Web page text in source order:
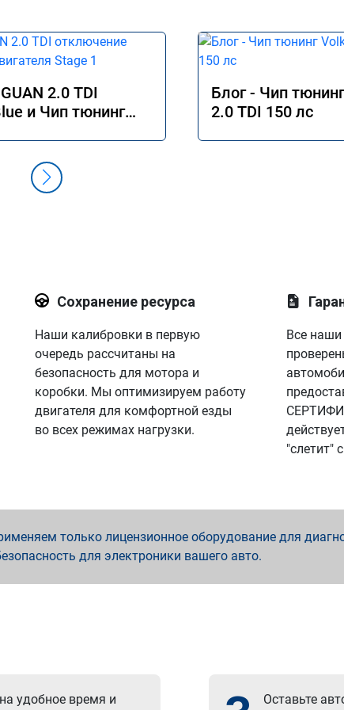
2.0 TDI
и Чип тюнинг
Блог - Чип
2.0 TDI 150 лс
Сохранение ресурса
Наши калибровки в первую
очередь рассчитаны на
безопасность для мотора и
коробки. Мы оптимизируем работу
двигателя для комфортной езды
во всех режимах нагрузки.
Все
"слетит"
только лицензионное оборудование для
для электроники вашего авто.
удобное время и Оставьте